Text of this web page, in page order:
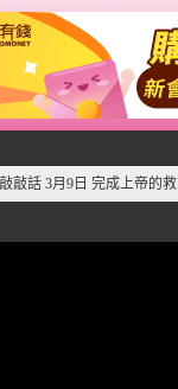
敲話 3月9日 完成上帝的